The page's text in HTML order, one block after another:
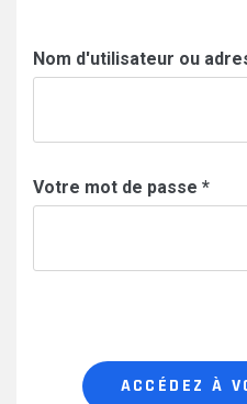
Nom d'utilisateur ou
Votre mot de passe *
ACCÉDEZ À